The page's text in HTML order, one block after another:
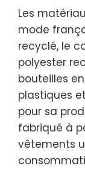
Les
mode
recyclé, le
polyester
bouteilles
plastiques
pour sa
fabriqué à
vêtements